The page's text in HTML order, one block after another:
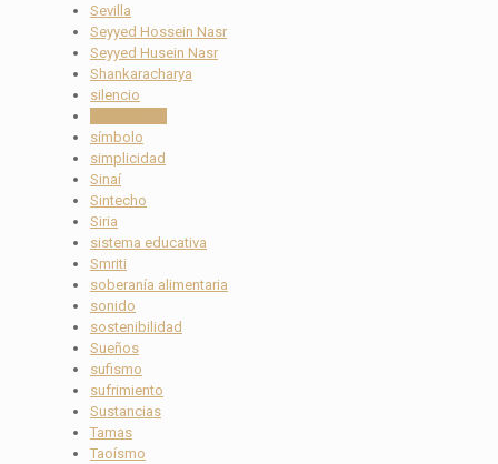
Sevilla
Seyyed Hossein Nasr
Seyyed Husein Nasr
Shankaracharya
silencio
símbolo
simplicidad
Sinaí
Sintecho
Siria
sistema educativa
Smriti
soberanía alimentaria
sonido
sostenibilidad
Sueños
sufismo
sufrimiento
Sustancias
Tamas
Taoísmo